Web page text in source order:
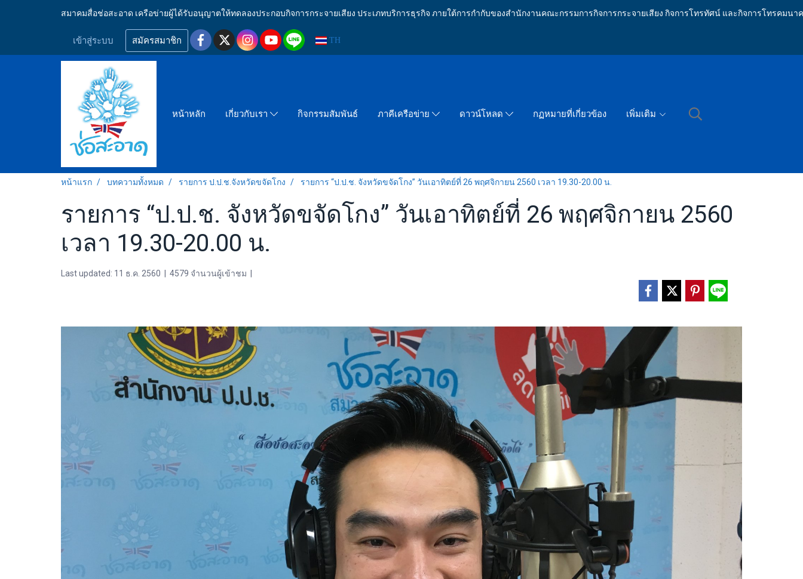
สมาคมสื่อช่อสะอาด เครือข่ายผู้ได้รับอนุญาตให้ทดลองประกอบกิจการกระจายเสียง ประเภทบริการธุรกิจ ภายใต้การกำกับของสำนักงานคณะกรรมการกิจการกระจายเสียง กิจการโทรทัศน์ และกิจการโทรคมนา
เข้าสู่ระบบ สมัครสมาชิก TH
หน้าหลัก เกี่ยวกับเรา กิจกรรมสัมพันธ์ ภาคีเครือข่าย ดาวน์โหลด กฏหมายที่เกี่ยวข้อง เพิ่มเติม
หน้าแรก บทความทั้งหมด รายการ ป.ป.ช.จังหวัดขจัดโกง รายการ “ป.ป.ช. จังหวัดขจัดโกง” วันเอาทิตย์ที่ 26 พฤศจิกายน 2560 เวลา 19.30-20.00 น.
รายการ “ป.ป.ช. จังหวัดขจัดโกง” วันเอาทิตย์ที่ 26 พฤศจิกายน 2560
เวลา 19.30-20.00 น.
Last updated: 11 ธ.ค. 2560 4579 จำนวนผู้เข้าชม